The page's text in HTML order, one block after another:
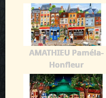
AMATHIEU Paméla-
Honfleur